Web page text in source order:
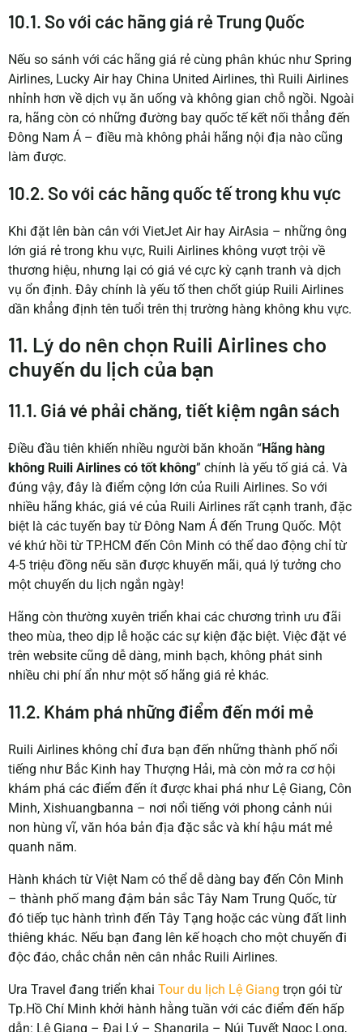
10.1. So với các hãng giá rẻ Trung Quốc
Nếu so sánh với các hãng giá rẻ cùng phân khúc như Spring
Airlines, Lucky Air hay China United Airlines, thì Ruili Airlines
nhỉnh hơn về dịch vụ ăn uống và không gian chỗ ngồi. Ngoài
ra, hãng còn có những đường bay quốc tế kết nối thẳng đến
Đông Nam Á – điều mà không phải hãng nội địa nào cũng
làm được.
10.2. So với các hãng quốc tế trong khu vực
Khi đặt lên bàn cân với VietJet Air hay AirAsia – những ông
lớn giá rẻ trong khu vực, Ruili Airlines không vượt trội về
thương hiệu, nhưng lại có giá vé cực kỳ cạnh tranh và dịch
vụ ổn định. Đây chính là yếu tố then chốt giúp Ruili Airlines
dần khẳng định tên tuổi trên thị trường hàng không khu vực.
11. Lý do nên chọn Ruili Airlines cho
chuyến du lịch của bạn
11.1. Giá vé phải chăng, tiết kiệm ngân sách
Điều đầu tiên khiến nhiều người băn khoăn “Hãng hàng
không Ruili Airlines có tốt không” chính là yếu tố giá cả. Và
đúng vậy, đây là điểm cộng lớn của Ruili Airlines. So với
nhiều hãng khác, giá vé của Ruili Airlines rất cạnh tranh, đặc
biệt là các tuyến bay từ Đông Nam Á đến Trung Quốc. Một
vé khứ hồi từ TP.HCM đến Côn Minh có thể dao động chỉ từ
4-5 triệu đồng nếu săn được khuyến mãi, quá lý tưởng cho
một chuyến du lịch ngắn ngày!
Hãng còn thường xuyên triển khai các chương trình ưu đãi
theo mùa, theo dịp lễ hoặc các sự kiện đặc biệt. Việc đặt vé
trên website cũng dễ dàng, minh bạch, không phát sinh
nhiều chi phí ẩn như một số hãng giá rẻ khác.
11.2. Khám phá những điểm đến mới mẻ
Ruili Airlines không chỉ đưa bạn đến những thành phố nổi
tiếng như Bắc Kinh hay Thượng Hải, mà còn mở ra cơ hội
khám phá các điểm đến ít được khai phá như Lệ Giang, Côn
Minh, Xishuangbanna – nơi nổi tiếng với phong cảnh núi
non hùng vĩ, văn hóa bản địa đặc sắc và khí hậu mát mẻ
quanh năm.
Hành khách từ Việt Nam có thể dễ dàng bay đến Côn Minh
– thành phố mang đậm bản sắc Tây Nam Trung Quốc, từ
đó tiếp tục hành trình đến Tây Tạng hoặc các vùng đất linh
thiêng khác. Nếu bạn đang lên kế hoạch cho một chuyến đi
độc đáo, chắc chắn nên cân nhắc Ruili Airlines.
Ura Travel đang triển khaiTour du lịch Lệ Giang trọn gói từ
Tp.Hồ Chí Minh khởi hành hằng tuần với các điểm đến hấp
dẫn: Lệ Giang – Đại Lý – Shangrila – Núi Tuyết Ngọc Long,